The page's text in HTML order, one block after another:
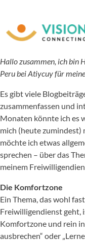
Hallo zusammen, ich bin
Peru bei Atiycuy für
Es gibt viele
zusammenfassen und
Monaten könnte ich es
mich (heute
möchte ich etwas
sprechen – über das
meinem
Die Komfortzone
Ein Thema, das wohl
Freiwilligendienst geht,
Komfortzone und rein
ausbrechen“ oder